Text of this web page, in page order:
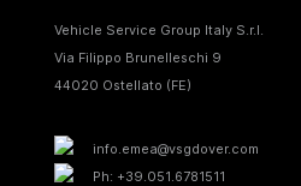
Vehicle Service Group Italy S.r.I.
Via Filippo Brunelleschi 9
44020 Ostellato (FE)
info.emea@vsgdover.com
Ph: +39.051.6781511